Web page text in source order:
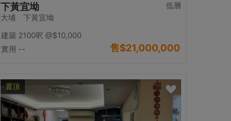
低層
下黃宜坳
大埔 下黃宜坳
建築 2100呎 @$10,000
實用 --
售$21,000,000
置頂